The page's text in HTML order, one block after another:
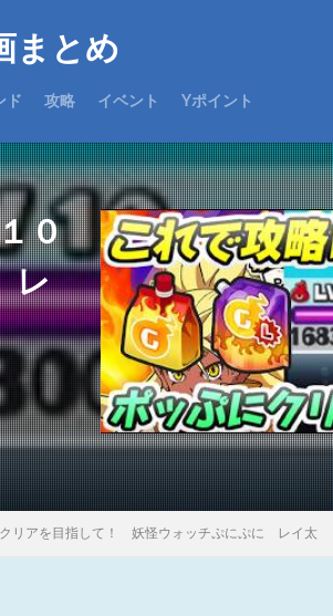
まとめ
ド 攻略 イベント Yポイント
０
レ
リアを目指して！ 妖怪ウォッチぷにぷに レイ太